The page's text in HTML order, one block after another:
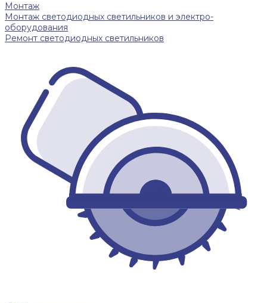
Монтаж
Монтаж светодиодных светильников и электро-
оборудования
Ремонт светодиодных светильников